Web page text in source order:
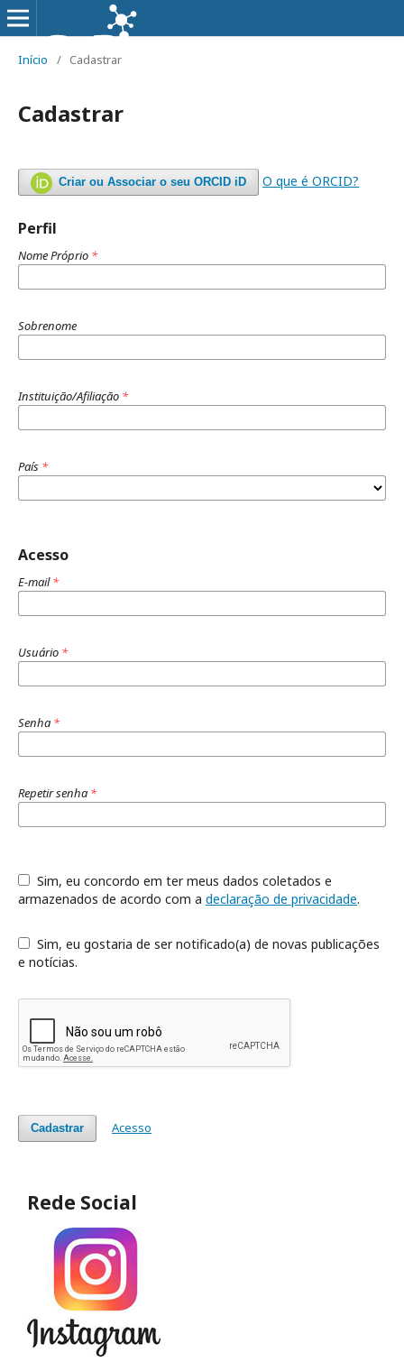
Início / Cadastrar
Cadastrar
Criar ou Associar o seu ORCID iD O que é ORCID?
Perfil
Nome Próprio *
Sobrenome
Instituição/Afiliação *
País *
Acesso
E-mail*
Usuário *
Senha *
Repetir senha *
armazenados de acordo com a declaração de privacidade.
e notícias.
Cadastrar Acesso
Rede Social